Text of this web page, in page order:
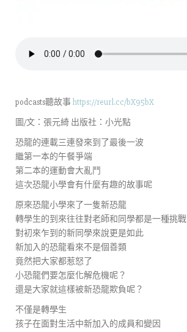
podcasts聽故事https://reurl.cc/bX95bX
圖/文：張元綺 出版社：小光點
恐龍的連載三連發來到了最後一波
繼第一本的午餐爭端
第二本的運動會大亂鬥
這次恐龍小學會有什麼有趣的故事呢
原來恐龍小學來了一隻新恐龍
轉學生的到來往往對老師和同學都是一種挑戰
對初來乍到的新同學來說更是如此
新加入的恐龍看來不是個善類
竟然把大家都惹怒了
小恐龍們要怎麼化解危機呢？
還是大家就這樣被新恐龍欺負呢？
不僅是轉學生
孩子在面對生活中新加入的成員和變因